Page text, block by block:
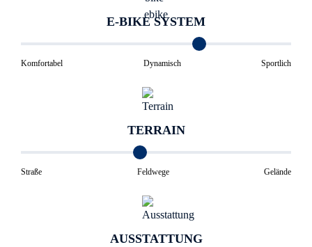
E-BIKE SYSTEM
Komfortabel Dynamisch Sportlich
TERRAIN
Straße Feldwege Gelände
AUSSTATTUNG